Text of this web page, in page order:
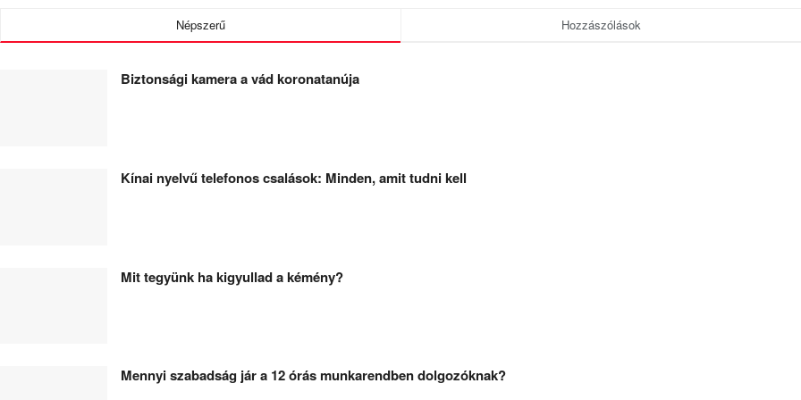
Népszerű Hozzászólások
Biztonsági kamera a vád koronatanúja
Kínai nyelvű telefonos csalások: Minden, amit tudni kell
Mit tegyünk ha kigyullad a kémény?
Mennyi szabadság jár a 12 órás munkarendben dolgozóknak?